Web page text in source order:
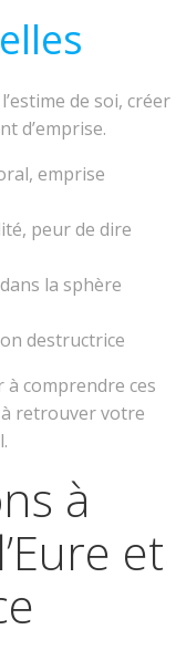
de soi, créer
d’emprise.
emprise
peur de dire
la sphère
destructrice
à comprendre ces
retrouver votre
à
et